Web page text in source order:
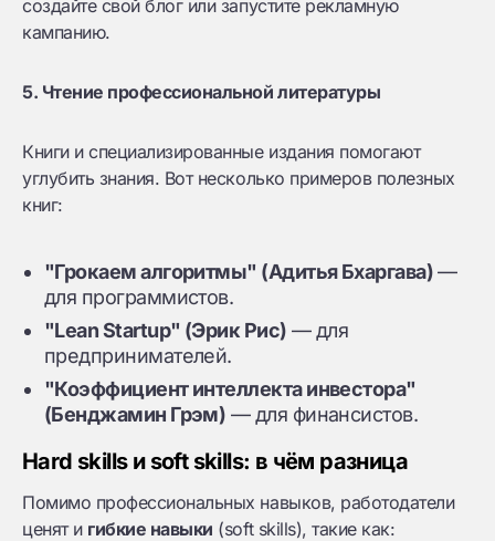
создайте свой блог или запустите рекламную
кампанию.
5. Чтение профессиональной литературы
Книги и специализированные издания помогают
углубить знания. Вот несколько примеров полезных
книг:
"Грокаем алгоритмы" (Адитья Бхаргава)—
для программистов.
"Lean Startup" (Эрик Рис) — для
предпринимателей.
"Коэффициент интеллекта инвестора"
(Бенджамин Грэм) — для финансистов.
Hard skills и soft skills: в чём разница
Помимо профессиональных навыков, работодатели
ценят и гибкие навыки (soft skills), такие как: